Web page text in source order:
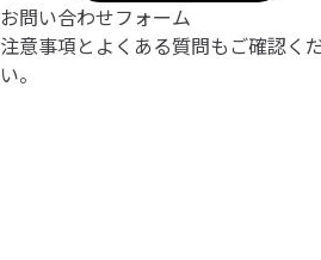
お問い合わせフォーム
注意事項とよくある質問もご確認く
い。